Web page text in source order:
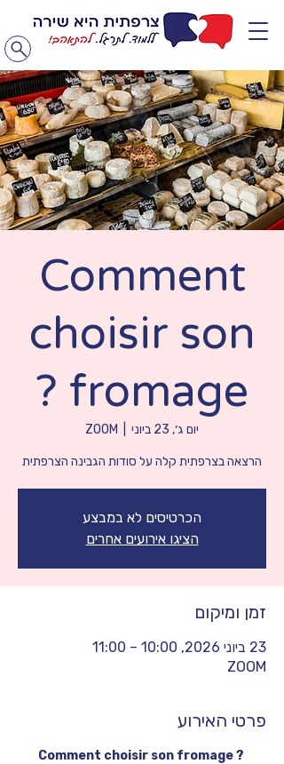
Comment
choisir son
fromage ?
יום ג׳, 23 ביוני ZOOM
הרצאה בצרפתית קלה על סודות הגבינה הצרפתית
הכרטיסים לא במבצע
הציגו אירועים אחרים
זמן ומיקום
23 ביוני 2026, 10:00 – 11:00
ZOOM
פרטי האירוע
Comment choisir son fromage ?